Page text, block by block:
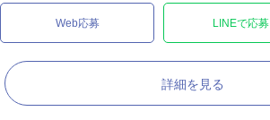
Web応募 LINEで応募
詳細を見る